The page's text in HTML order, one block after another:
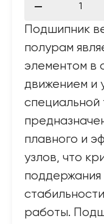
Подшипник
полурам
элементом в
движением и
специальной
плавного и
узлов, что
работы.